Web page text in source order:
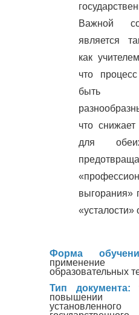
Важной
является
как
что
быть
что снижает
для
выгорания»
«усталости»
Форма
применение
образовательных
Тип документа:
повышении